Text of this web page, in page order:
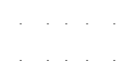
- - - - -
- - - - -